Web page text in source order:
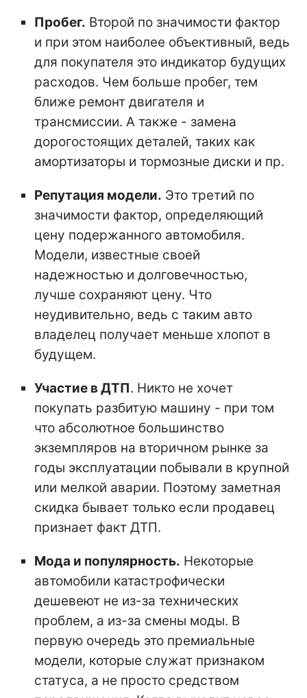
Пробег. Второй по значимости фактор
и при этом наиболее объективный, ведь
для покупателя это индикатор будущих
расходов. Чем больше пробег, тем
ближе ремонт двигателя и
трансмиссии. А также - замена
дорогостоящих деталей, таких как
амортизаторы и тормозные диски и пр.
Репутация модели. Это третий по
значимости фактор, определяющий
цену подержанного автомобиля.
Модели, известные своей
надежностью и долговечностью,
лучше сохраняют цену. Что
неудивительно, ведь с таким авто
владелец получает меньше хлопот в
будущем.
Участие в ДТП. Никто не хочет
покупать разбитую машину - при том
что абсолютное большинство
экземпляров на вторичном рынке за
годы эксплуатации побывали в крупной
или мелкой аварии. Поэтому заметная
скидка бывает только если продавец
признает факт ДТП.
Мода и популярность. Некоторые
автомобили катастрофически
дешевеют не из-за технических
проблем, а из-за смены моды. В
первую очередь это премиальные
модели, которые служат признаком
статуса, а не просто средством